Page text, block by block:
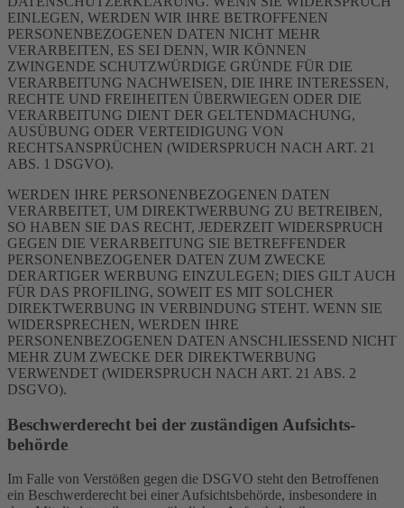
EINLEGEN, WERDEN WIR IHRE BETROFFENEN
PERSONENBEZOGENEN DATEN NICHT MEHR
VERARBEITEN, ES SEI DENN, WIR KÖNNEN
ZWINGENDE SCHUTZWÜRDIGE GRÜNDE FÜR DIE
VERARBEITUNG NACHWEISEN, DIE IHRE INTERESSEN,
RECHTE UND FREIHEITEN ÜBERWIEGEN ODER DIE
VERARBEITUNG DIENT DER GELTENDMACHUNG,
AUSÜBUNG ODER VERTEIDIGUNG VON
RECHTSANSPRÜCHEN (WIDERSPRUCH NACH ART. 21
ABS. 1 DSGVO).
WERDEN IHRE PERSONENBEZOGENEN DATEN
VERARBEITET, UM DIREKTWERBUNG ZU BETREIBEN,
SO HABEN SIE DAS RECHT, JEDERZEIT WIDERSPRUCH
GEGEN DIE VERARBEITUNG SIE BETREFFENDER
PERSONENBEZOGENER DATEN ZUM ZWECKE
DERARTIGER WERBUNG EINZULEGEN; DIES GILT AUCH
FÜR DAS PROFILING, SOWEIT ES MIT SOLCHER
DIREKTWERBUNG IN VERBINDUNG STEHT. WENN SIE
WIDERSPRECHEN, WERDEN IHRE
PERSONENBEZOGENEN DATEN ANSCHLIESSEND NICHT
MEHR ZUM ZWECKE DER DIREKTWERBUNG
VERWENDET (WIDERSPRUCH NACH ART. 21 ABS. 2
DSGVO).
Beschwerde­recht bei der zuständigen Aufsichts­
behörde
Im Falle von Verstößen gegen die DSGVO steht den Betroffenen
ein Beschwerderecht bei einer Aufsichtsbehörde, insbesondere in